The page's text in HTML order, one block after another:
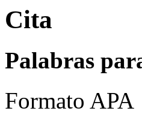
Cita
Palabras
Formato APA